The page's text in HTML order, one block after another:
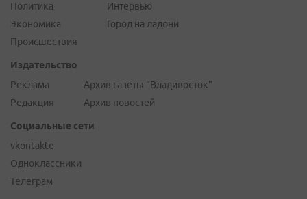
Политика
Экономика
Происшествия
Интервью
Город на ладони
Издательство
Реклама
Редакция
Архив газеты "Владивосток"
Архив новостей
Социальные сети
vkontakte
Одноклассники
Телеграм